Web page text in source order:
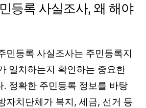
등록 사실조사, 왜 해야
민등록 사실조사는 주민등록지
일치하는지 확인하는 중요한
. 정확한 주민등록 정보를 바탕
자치단체가 복지, 세금, 선거 등